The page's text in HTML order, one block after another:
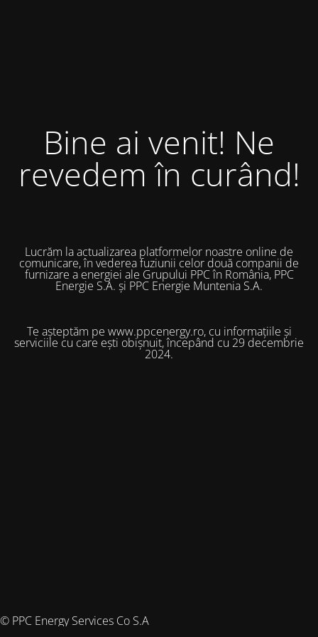
Bine ai venit! Ne
revedem în curând!
Lucrăm la actualizarea platformelor noastre online de
comunicare, în vederea fuziunii celor două companii de
furnizare a energiei ale Grupului PPC în România, PPC
Energie S.A. și PPC Energie Muntenia S.A.
Te așteptăm pe www.ppcenergy.ro, cu informațiile și
serviciile cu care ești obișnuit, începând cu 29 decembrie
2024.
© PPC Energy Services Co S.A